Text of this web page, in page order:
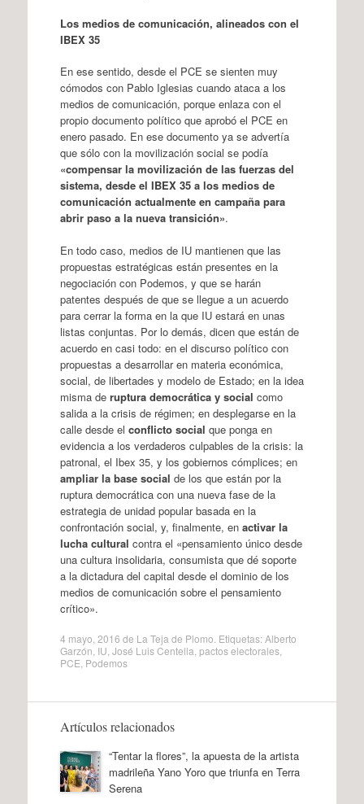
Los medios de comunicación, alineados con el
IBEX 35
En ese sentido, desde el PCE se sienten muy
cómodos con Pablo Iglesias cuando ataca a los
medios de comunicación, porque enlaza con el
propio documento político que aprobó el PCE en
enero pasado. En ese documento ya se advertía
que sólo con la movilización social se podía
«compensar la movilización de las fuerzas del
sistema, desde el IBEX 35 a los medios de
comunicación actualmente en campaña para
abrir paso a la nueva transición».
En todo caso, medios de IU mantienen que las
propuestas estratégicas están presentes en la
negociación con Podemos, y que se harán
patentes después de que se llegue a un acuerdo
para cerrar la forma en la que IU estará en unas
listas conjuntas. Por lo demás, dicen que están de
acuerdo en casi todo: en el discurso político con
propuestas a desarrollar en materia económica,
social, de libertades y modelo de Estado; en la idea
misma de ruptura democrática y social como
salida a la crisis de régimen; en desplegarse en la
calle desde el conflicto social que ponga en
evidencia a los verdaderos culpables de la crisis: la
patronal, el Ibex 35, y los gobiernos cómplices; en
ampliar la base social de los que están por la
ruptura democrática con una nueva fase de la
estrategia de unidad popular basada en la
confrontación social, y, finalmente, en activar la
lucha cultural contra el «pensamiento único desde
una cultura insolidaria, consumista que dé soporte
a la dictadura del capital desde el dominio de los
medios de comunicación sobre el pensamiento
crítico».
4 mayo, 2016 de La Teja de Plomo. Etiquetas:Alberto
Garzón, IU,José Luis Centella,pactos electorales,
PCE, Podemos
Artículos relacionados
“Tentar la flores”, la apuesta de la artista
madrileña Yano Yoro que triunfa en Terra
Serena